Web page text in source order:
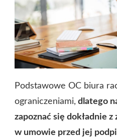
Podstawowe OC biura
ograniczeniami, dlatego
zapoznać się dokładnie
w umowie przed jej